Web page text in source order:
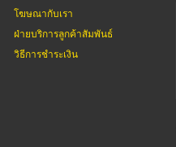
โฆษณากับเรา
ฝ่ายบริการลูกค้าสัมพันธ์
วิธีการชำระเงิน